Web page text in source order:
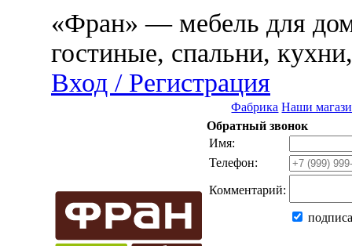
«Фран» — мебель для
гостиные, спальни,
Вход / Регистрация
Фабрика Наши
Обратный звонок
Имя:
Телефон:
Комментарий: